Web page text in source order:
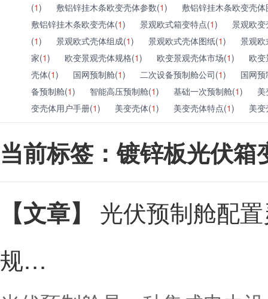
(1) 敷铝锌挂木条欧变壳体参数(1)
敷铝锌挂木条欧变壳
敷铝锌挂木条欧变壳体(1) 景观欧式箱变特点(1)
景观欧
(1) 景观欧式壳体组成(1) 景观欧式壳体图纸(1)
景观
家(1) 欧变景观壳体规格(1) 欧变景观壳体市场(1)
欧变
壳体(1) 国网预制舱(1) 二次设备预制舱公司(1)
国网
备预制舱(1) 智能高压预制舱(1) 基础一次预制舱(1)
变壳体用户手册(1) 美变壳体(1) 美变壳体特点(1) 美
当前标签：镀锌板光伏箱
【文章】
光伏预制舱配
规…